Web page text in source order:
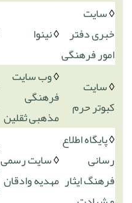
◊سایت
خبری دفتر
امور فرهنگی
◊نینوا
◊سایت
کبوتر حرم
◊وب سایت
فرهنگی
مذهبی ثقلین
◊پایگاه اطلاع
رسانی
فرهنگ ایثار
◊سایت رسمی
مهدیه وادقان